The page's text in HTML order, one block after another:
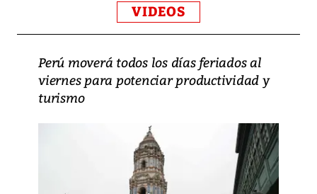
VIDEOS
Perú moverá todos los días feriados al
viernes para potenciar productividad y
turismo